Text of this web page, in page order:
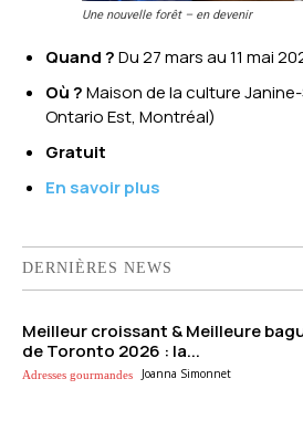
Une nouvelle forêt – en devenir
Quand ?Du 27 mars au 11 mai
Où ?Maison de la culture
Ontario Est, Montréal)
Gratuit
En savoir plus
DERNIÈRES NEWS
Meilleur croissant & Meilleure
de Toronto 2026 : la...
Adresses gourmandes Joanna Simonnet